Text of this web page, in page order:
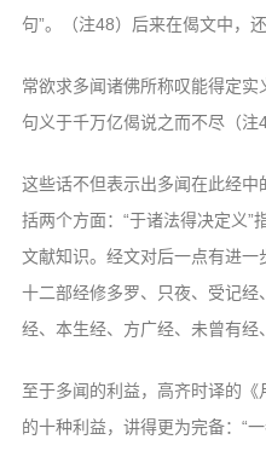
句”。（注48）后来在偈文中，
常欲求多闻诸佛所称叹能得定
句义于千万亿偈说之而不尽（注
这些话不但表示出多闻在此经
括两个方面：“于诸法得决定义”
文献知识。经文对后一点有进一
十二部经修多罗、只夜、受记
经、本生经、方广经、未曾有经
至于多闻的利益，高齐时译的
的十种利益，讲得更为完备：“